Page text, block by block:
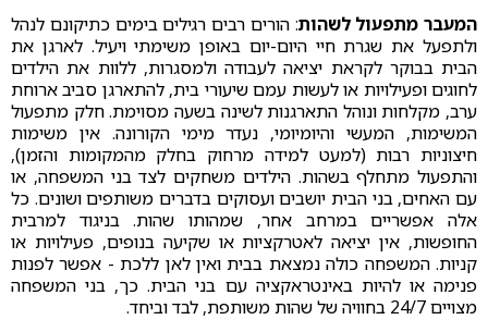
המעבר מתפעול לשהות: הורים רבים רגילים בימים כתיקונם לנהל
ולתפעל את שגרת חיי היום-יום באופן משימתי ויעיל. לארגן את
הבית בבוקר לקראת יציאה לעבודה ולמסגרות, ללוות את הילדים
לחוגים ופעילויות או לעשות עמם שיעורי בית, להתארגן סביב ארוחת
ערב, מקלחות ונוהל התארגנות לשינה בשעה מסוימת. חלק מתפעול
המשימות, המעשי והיומיומי, נעדר מימי הקורונה. אין משימות
חיצוניות רבות (למעט למידה מרחוק בחלק מהמקומות והזמן),
והתפעול מתחלף בשהות. הילדים משחקים לצד בני המשפחה, או
עם האחים, בני הבית יושבים ועסוקים בדברים משותפים ושונים. כל
אלה אפשריים במרחב אחר, שמהותו שהות. בניגוד למרבית
החופשות, אין יציאה לאטרקציות או שקיעה בנופים, פעילויות או
קניות. המשפחה כולה נמצאת בבית ואין לאן ללכת - אפשר לפנות
פנימה או להיות באינטראקציה עם בני הבית. כך, בני המשפחה
מצויים 24/7 בחוויה של שהות משותפת, לבד וביחד.